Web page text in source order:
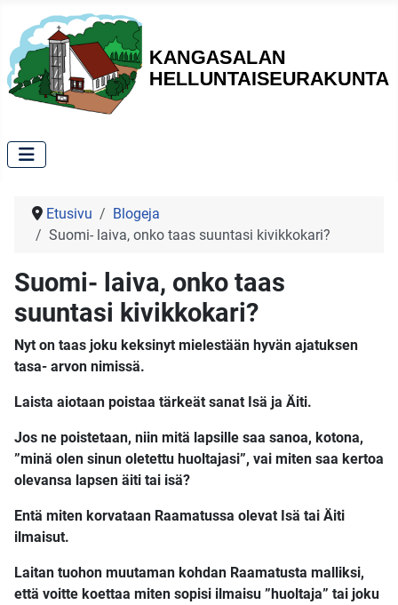
Etusivu
Blogeja
Suomi- laiva, onko taas suuntasi kivikkokari?
Suomi- laiva, onko taas
suuntasi kivikkokari?
Nyt on taas joku keksinyt mielestään hyvän ajatuksen
tasa- arvon nimissä.
Laista aiotaan poistaa tärkeät sanat Isä ja Äiti.
Jos ne poistetaan, niin mitä lapsille saa sanoa, kotona,
”minä olen sinun oletettu huoltajasi”, vai miten saa kertoa
olevansa lapsen äiti tai isä?
Entä miten korvataan Raamatussa olevat Isä tai Äiti
ilmaisut.
Laitan tuohon muutaman kohdan Raamatusta malliksi,
että voitte koettaa miten sopisi ilmaisu ”huoltaja” tai joku